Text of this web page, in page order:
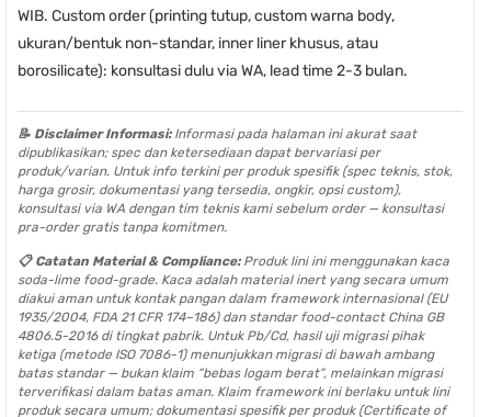
WIB. Custom order (printing tutup, custom warna body,
ukuran/bentuk non-standar, inner liner khusus, atau
borosilicate): konsultasi dulu via WA, lead time 2-3 bulan.
📝 Disclaimer Informasi:Informasi pada halaman ini akurat saat
dipublikasikan; spec dan ketersediaan dapat bervariasi per
produk/varian. Untuk info terkini per produk spesifik (spec teknis, stok,
harga grosir, dokumentasi yang tersedia, ongkir, opsi custom),
konsultasi via WA dengan tim teknis kami sebelum order — konsultasi
pra-order gratis tanpa komitmen.
📋 Catatan Material & Compliance:Produk lini ini menggunakan kaca
soda-lime food-grade. Kaca adalah material inert yang secara umum
diakui aman untuk kontak pangan dalam framework internasional (EU
1935/2004, FDA 21 CFR 174–186) dan standar food-contact China GB
4806.5-2016 di tingkat pabrik. Untuk Pb/Cd, hasil uji migrasi pihak
ketiga (metode ISO 7086-1) menunjukkan migrasi di bawah ambang
batas standar — bukan klaim “bebas logam berat”, melainkan migrasi
terverifikasi dalam batas aman. Klaim framework ini berlaku untuk lini
produk secara umum; dokumentasi spesifik per produk (Certificate of